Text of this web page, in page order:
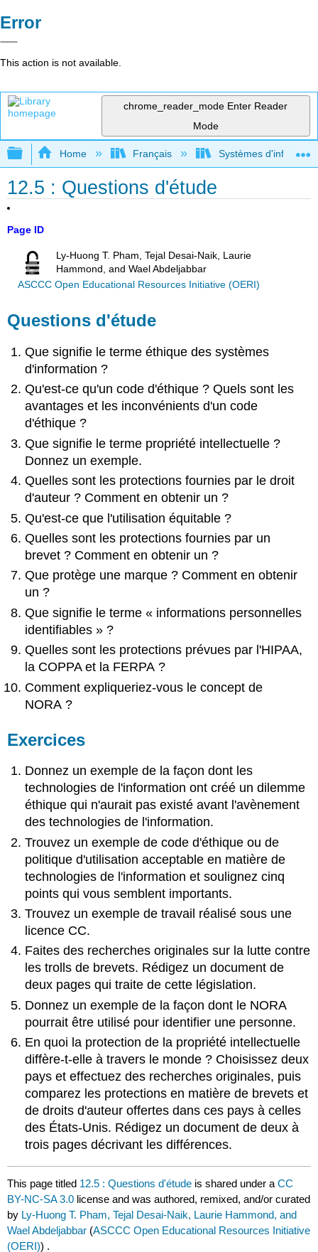
Error
This action is not available.
chrome_reader_mode Enter Reader
Mode
Expand/collapse global hierarchy
Home Français Systèmes
12.5 : Questions d'étude
Page ID
Ly-Huong T. Pham, Tejal Desai-Naik, Laurie
Hammond, and Wael Abdeljabbar
ASCCC Open Educational Resources Initiative (OERI)
Questions d'étude
Que signifie le terme éthique des systèmes
d'information ?
Qu'est-ce qu'un code d'éthique ? Quels sont les
avantages et les inconvénients d'un code
d'éthique ?
Que signifie le terme propriété intellectuelle ?
Donnez un exemple.
Quelles sont les protections fournies par le droit
d'auteur ? Comment en obtenir un ?
Qu'est-ce que l'utilisation équitable ?
Quelles sont les protections fournies par un
brevet ? Comment en obtenir un ?
Que protège une marque ? Comment en obtenir
un ?
Que signifie le terme « informations personnelles
identifiables » ?
Quelles sont les protections prévues par l'HIPAA,
la COPPA et la FERPA ?
Comment expliqueriez-vous le concept de
NORA ?
Exercices
Donnez un exemple de la façon dont les
technologies de l'information ont créé un dilemme
éthique qui n'aurait pas existé avant l'avènement
des technologies de l'information.
Trouvez un exemple de code d'éthique ou de
politique d'utilisation acceptable en matière de
technologies de l'information et soulignez cinq
points qui vous semblent importants.
Trouvez un exemple de travail réalisé sous une
licence CC.
Faites des recherches originales sur la lutte contre
les trolls de brevets. Rédigez un document de
deux pages qui traite de cette législation.
Donnez un exemple de la façon dont le NORA
pourrait être utilisé pour identifier une personne.
En quoi la protection de la propriété intellectuelle
diffère-t-elle à travers le monde ? Choisissez deux
pays et effectuez des recherches originales, puis
comparez les protections en matière de brevets et
de droits d'auteur offertes dans ces pays à celles
des États-Unis. Rédigez un document de deux à
trois pages décrivant les différences.
This page titled 12.5 : Questions d'étude is shared under aCC
BY-NC-SA 3.0 license and was authored, remixed, and/or curated
by Ly-Huong T. Pham, Tejal Desai-Naik, Laurie Hammond, and
Wael Abdeljabbar (ASCCC Open Educational Resources Initiative
(OERI)) .